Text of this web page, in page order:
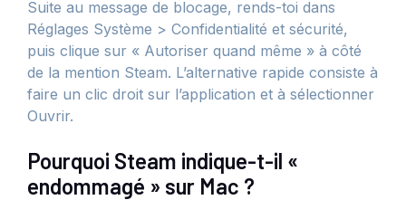
Suite au message de blocage, rends-toi dans
Réglages Système > Confidentialité et sécurité,
puis clique sur « Autoriser quand même » à côté
de la mention Steam. L’alternative rapide consiste à
faire un clic droit sur l’application et à sélectionner
Ouvrir.
Pourquoi Steam indique-t-il «
endommagé » sur Mac ?